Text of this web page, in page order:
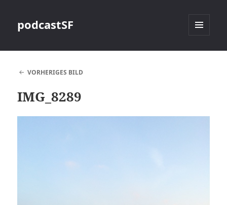
podcastSF
VORHERIGES BILD
IMG_8289